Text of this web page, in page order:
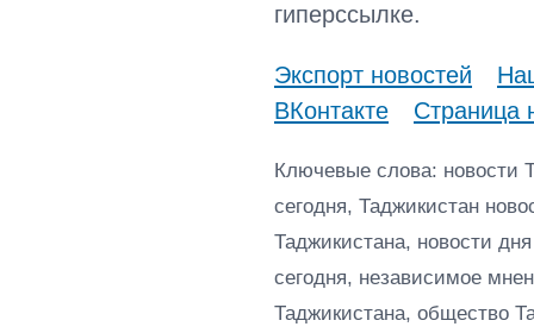
гиперссылке.
Экспорт новостей
ВКонтакте
Страница
Ключевые слова: новости
сегодня, Таджикистан
Таджикистана, новости
сегодня, независимое
Таджикистана, общество